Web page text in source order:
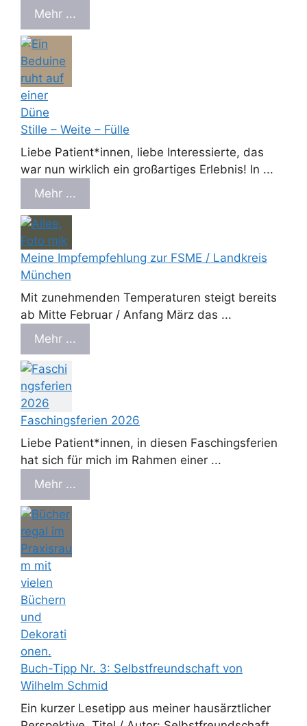
Mehr ...
Stille – Weite – Fülle
Liebe Patient*innen, liebe Interessierte, das
war nun wirklich ein großartiges Erlebnis! In ...
Mehr ...
Meine Impfempfehlung zur FSME / Landkreis
München
Mit zunehmenden Temperaturen steigt bereits
ab Mitte Februar / Anfang März das ...
Mehr ...
Faschingsferien 2026
Liebe Patient*innen, in diesen Faschingsferien
hat sich für mich im Rahmen einer ...
Mehr ...
Buch-Tipp Nr. 3: Selbstfreundschaft von
Wilhelm Schmid
Ein kurzer Lesetipp aus meiner hausärztlicher